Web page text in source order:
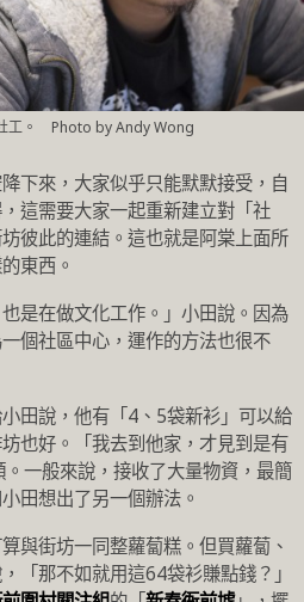
工。 Photo by Andy Wong
下來，大家似乎只能默默接受，自
這需要大家一起重新建立對「社
彼此的連結。這也就是阿棠上面所
東西。
是在做文化工作。」小田說。因為
個社區中心，運作的方法也很不
田說，他有「4、5袋新衫」可以給
也好。「我去到他家，才見到是有
一般來說，接收了大量物資，最簡
田想出了另一個辦法。
與街坊一同整蘿蔔糕。但買蘿蔔、
「那不如就用這64袋衫賺點錢？」